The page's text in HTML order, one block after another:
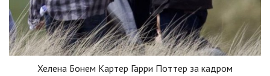
Хелена Бонем Картер Гарри Поттер за кадром